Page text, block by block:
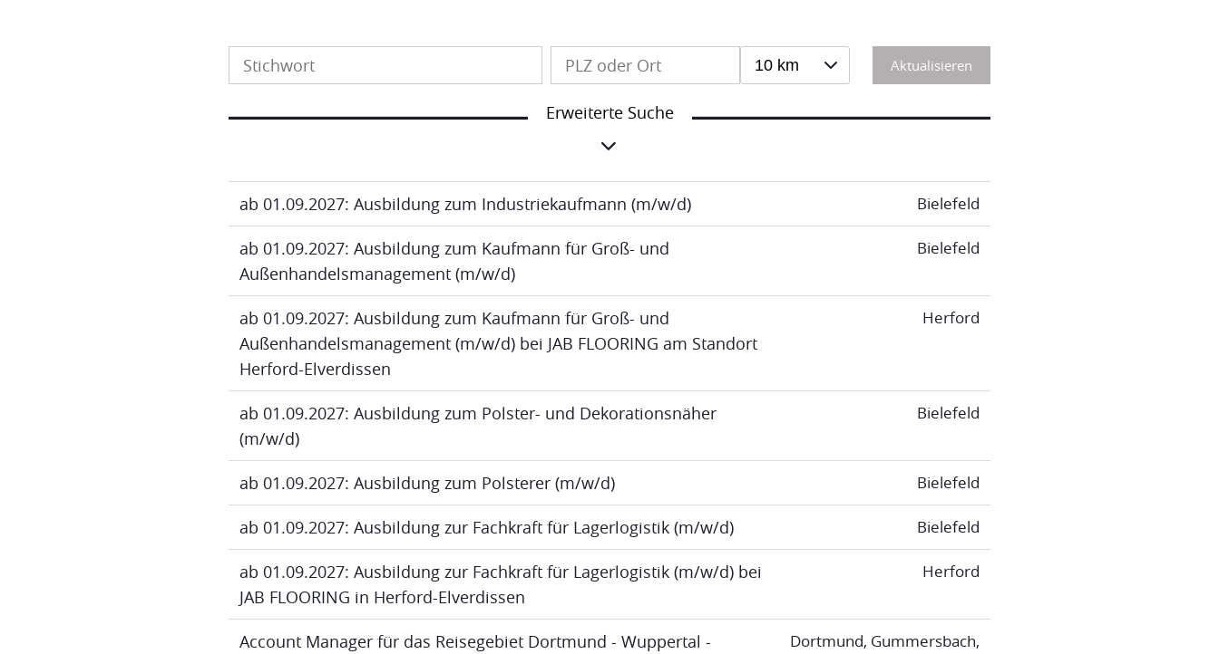
10 km Aktualisieren
Erweiterte Suche
ab 01.09.2027: Ausbildung zum Industriekaufmann (m/w/d) Bielefeld
ab 01.09.2027: Ausbildung zum Kaufmann für Groß- und
Außenhandelsmanagement (m/w/d)
Bielefeld
ab 01.09.2027: Ausbildung zum Kaufmann für Groß- und
Außenhandelsmanagement (m/w/d) bei JAB FLOORING am Standort
Herford-Elverdissen
Herford
ab 01.09.2027: Ausbildung zum Polster- und Dekorationsnäher
(m/w/d)
Bielefeld
ab 01.09.2027: Ausbildung zum Polsterer (m/w/d) Bielefeld
ab 01.09.2027: Ausbildung zur Fachkraft für Lagerlogistik (m/w/d) Bielefeld
ab 01.09.2027: Ausbildung zur Fachkraft für Lagerlogistik (m/w/d) bei
JAB FLOORING in Herford-Elverdissen
Herford
Account Manager für das Reisegebiet Dortmund - Wuppertal -
Dortmund, Gummersbach,